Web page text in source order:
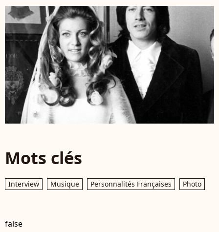
Mots clés
Interview Musique Personnalités Françaises Photo
false